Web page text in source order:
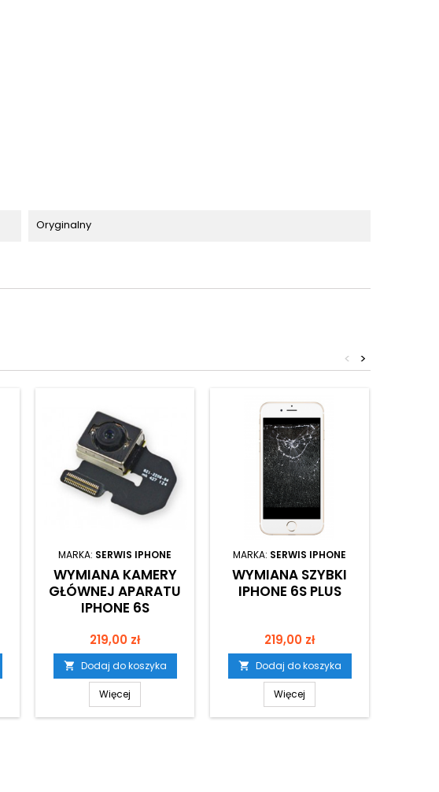
Oryginalny
>
<
MARKA: SERWIS IPHONE
WYMIANA KAMERY
GŁÓWNEJ APARATU
IPHONE 6S
Cena
219,00 zł
 Dodaj do koszyka
Więcej
MARKA: SERWIS IPHONE
WYMIANA SZYBKI
IPHONE 6S PLUS
Cena
219,00 zł
 Dodaj do koszyka
Więcej